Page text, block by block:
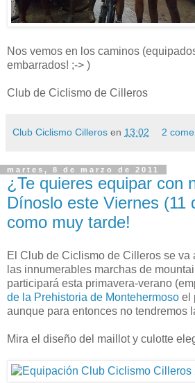
Nos vemos en los caminos
embarrados! ;-> )
Club de Ciclismo de Cilleros
Club Ciclismo Cilleros en 13:02 2
martes, 8 de marzo de 2011
¿Te quieres equipar con
Dínoslo este Viernes (11
como muy tarde!
El Club de Ciclismo de Cilleros se va
las innumerables marchas de
participará esta primavera-verano
de la Prehistoria de Montehermoso el
aunque para entonces no tendremos
Mira el diseño del maillot y culotte